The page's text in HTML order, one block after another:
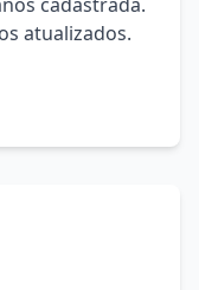
atualizados.